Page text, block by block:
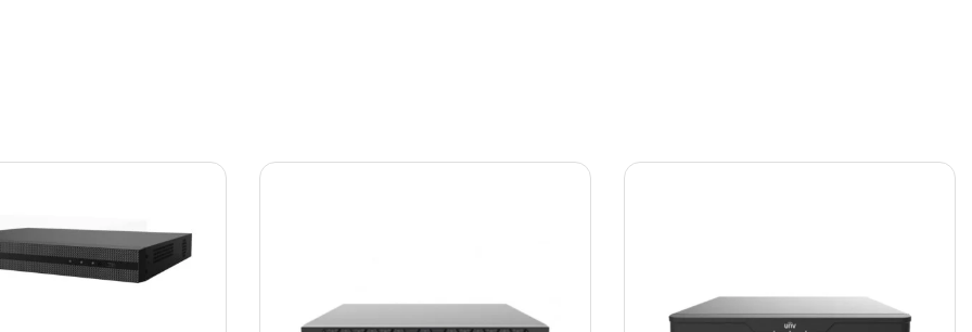
მხოლოდ მოძრაობის დაფიქსირებისას, რაც მნიშვნელოვნად ზოგავს მეხსიერებას.
16 ვიდეო არხი (BNC)
VGA, HDMI ან BNC (მოდიფიკაციის მიხედვით)
H.264 / ეფექტური ვიდეო ოპტიმიზაცია